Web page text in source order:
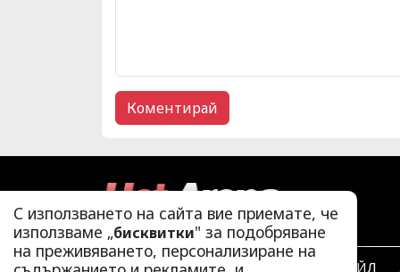
С използването на сайта вие приемате, че
използваме „бисквитки" за подобряване
на преживяването, персонализиране на
ЛАЙФСТАЙЛ